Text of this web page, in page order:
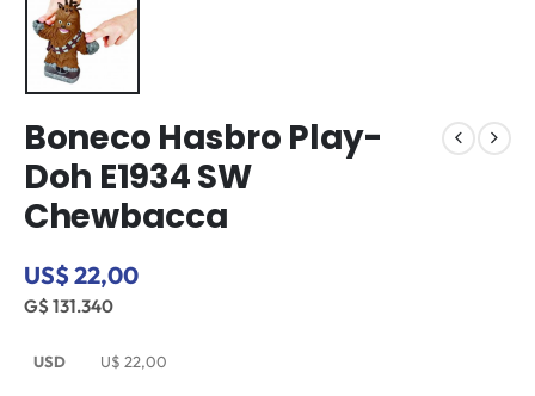
Boneco Hasbro Play-
Doh E1934 SW
Chewbacca
US$ 22,00
G$ 131.340
USD U$ 22,00